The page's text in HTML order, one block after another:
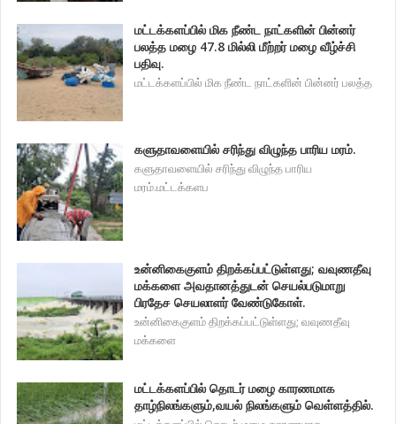
மட்டக்களப்பில் மிக நீண்ட நாட்களின் பின்னர்
பலத்த மழை 47.8 மில்லி மீற்றர் மழை வீழ்ச்சி
பதிவு.
மட்டக்களப்பில் மிக நீண்ட நாட்களின் பின்னர் பலத்த
களுதாவளையில் சரிந்து விழுந்த பாரிய மரம்.
களுதாவளையில் சரிந்து விழுந்த பாரிய
மரம்.மட்டக்களப
உன்னிகைகுளம் திறக்கப்பட்டுள்ளது; வவுணதீவு
மக்களை அவதானத்துடன் செயல்படுமாறு
பிரதேச செயலாளர் வேண்டுகோள்.
உன்னிகைகுளம் திறக்கப்பட்டுள்ளது; வவுணதீவு
மக்களை
மட்டக்களப்பில் தொடர் மழை காரணமாக
தாழ்நிலங்களும்,வயல் நிலங்களும் வெள்ளத்தில்.